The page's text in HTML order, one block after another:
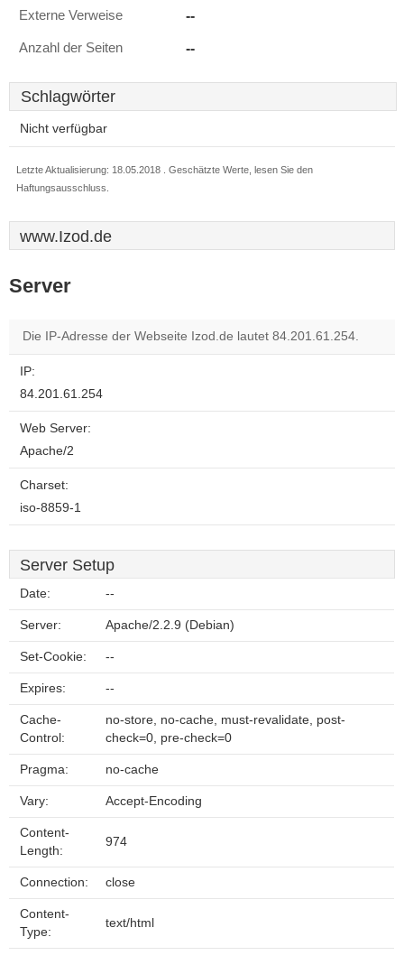
Externe Verweise --
Anzahl der Seiten --
Schlagwörter
Nicht verfügbar
Letzte Aktualisierung: 18.05.2018 . Geschätzte Werte, lesen Sie den
Haftungsausschluss.
www.Izod.de
Server
Die IP-Adresse der Webseite Izod.de lautet 84.201.61.254.
IP:
84.201.61.254
Web Server:
Apache/2
Charset:
iso-8859-1
Server Setup
Date: --
Server: Apache/2.2.9 (Debian)
Set-Cookie: --
Expires: --
Cache-
Control:
no-store, no-cache, must-revalidate, post-
check=0, pre-check=0
Pragma: no-cache
Vary: Accept-Encoding
Content-
Length:
974
Connection: close
Content-
Type:
text/html